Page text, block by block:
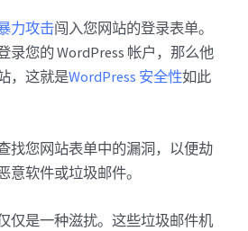
力攻击闯入您网站的登录表单。
录您的 WordPress 帐户，那么他
，这就是WordPress 安全性如此
找您网站表单中的漏洞，以便劫
意软件或垃圾邮件。
仅是一种滋扰。这些垃圾邮件机